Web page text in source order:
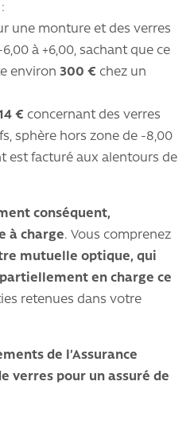
une monture et des verres
à +6,00, sachant que ce
environ 300 € chez un
€ concernant des verres
sphère hors zone de -8,00
est facturé aux alentours de
conséquent,
à charge. Vous comprenez
mutuelle optique, qui
en charge ce
retenues dans votre
de l’Assurance
verres pour un assuré de